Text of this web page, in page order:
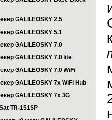
GALILEOSKY 2.5
GALILEOSKY 5.1
GALILEOSKY 7.0
GALILEOSKY 7.0 lite
GALILEOSKY 7.0 WiFi
GALILEOSKY 7x WiFi Hub
GALILEOSKY 7x 3G
TR-151SP